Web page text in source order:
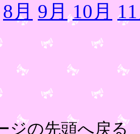
8月 9月 10月
ジの先頭へ戻る